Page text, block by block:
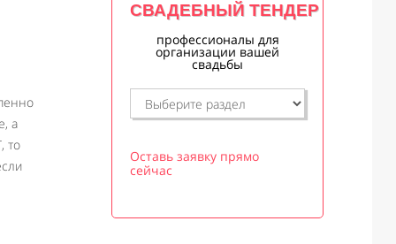
а
то
СВАДЕБНЫЙ ТЕНДЕР
профессионалы для
организации вашей
свадьбы
Оставь заявку прямо
сейчас